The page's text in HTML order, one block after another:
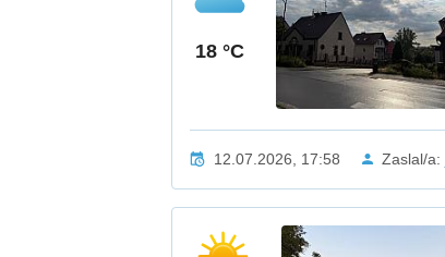
18 °C
12.07.2026, 17:58 Zaslal/a: